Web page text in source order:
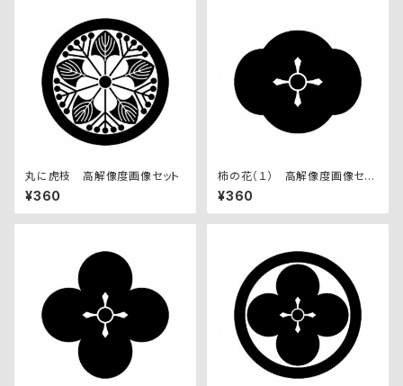
丸に虎枝 高解像度画像セット
¥360
柿の花（１） 高解像度画像セッ
ト
¥360